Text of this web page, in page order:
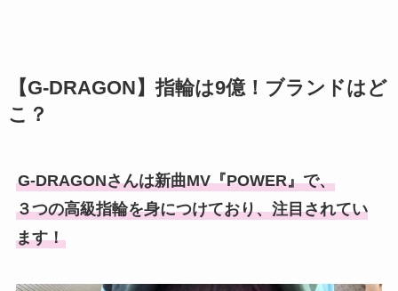
【G-DRAGON 】指輪は9億！ブランドはど
こ？
G-DRAGONさんは新曲MV『POWER』で、
３つの高級指輪を身につけており、注目されてい
ます！